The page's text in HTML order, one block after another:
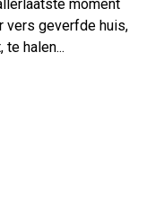
moment
vers geverfde huis,
halen...